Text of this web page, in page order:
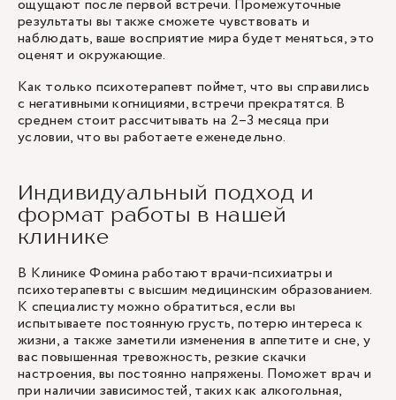
ощущают после первой встречи. Промежуточные
результаты вы также сможете чувствовать и
наблюдать, ваше восприятие мира будет меняться, это
оценят и окружающие.
Как только психотерапевт поймет, что вы справились
с негативными когнициями, встречи прекратятся. В
среднем стоит рассчитывать на 2–3 месяца при
условии, что вы работаете еженедельно.
Индивидуальный подход и
формат работы в нашей
клинике
В Клинике Фомина работают врачи-психиатры и
психотерапевты с высшим медицинским образованием.
К специалисту можно обратиться, если вы
испытываете постоянную грусть, потерю интереса к
жизни, а также заметили изменения в аппетите и сне, у
вас повышенная тревожность, резкие скачки
настроения, вы постоянно напряжены. Поможет врач и
при наличии зависимостей, таких как алкогольная,